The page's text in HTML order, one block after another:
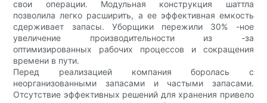
свои операции. Модульная конструкция шаттла
позволила легко расширить, а ее эффективная емкость
сдерживает запасы. Уборщики пережили 30% -ное
увеличение производительности из -за
оптимизированных рабочих процессов и сокращения
времени в пути.
Перед реализацией компания боролась с
неорганизованными запасами и частыми запасами.
Отсутствие эффективных решений для хранения привело